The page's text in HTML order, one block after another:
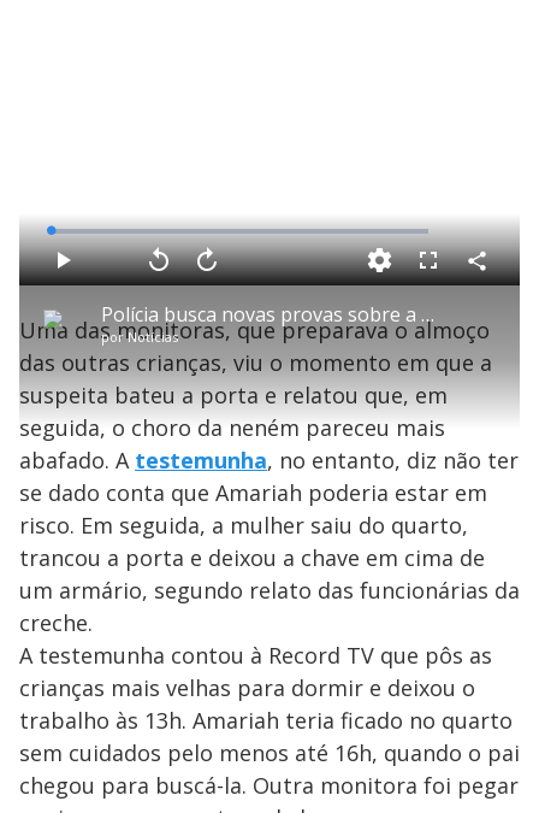
P
l
a
y
V
i
d
Polícia busca novas provas sobre a bebê que morreu na creche
porNotícias
P V
a
r
1
0
e
g
n
d
s
A
n
ç
a
1
s
e
g
u
n
o
s
M
u
d
o
L
o
a
d
e
:
1
.
1
3
%
F
l
c
n
C
o
a
r
Uma das monitoras, que preparava o almoço
das outras crianças, viu o momento em que a
suspeita bateu a porta e relatou que, em
seguida, o choro da neném pareceu mais
abafado. A testemunha, no entanto, diz não ter
se dado conta que Amariah poderia estar em
risco. Em seguida, a mulher saiu do quarto,
trancou a porta e deixou a chave em cima de
um armário, segundo relato das funcionárias da
creche.
A testemunha contou à Record TV que pôs as
crianças mais velhas para dormir e deixou o
trabalho às 13h. Amariah teria ficado no quarto
sem cuidados pelo menos até 16h, quando o pai
chegou para buscá-la. Outra monitora foi pegar